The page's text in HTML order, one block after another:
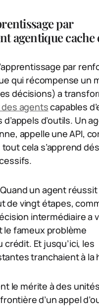
par
agentique cache
par
qui récompense un
décisions) a
des agentscapables
d’outils. Un
appelle une API,
cela s’apprend
un agent réussit
de vingt étapes,
intermédiaire a
le fameux problème
crédit. Et jusqu’ici, les
tranchaient à la
le mérite à des unités
d’un appel